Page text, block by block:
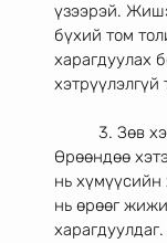
үзээрэй.
бүхий том
харагдуулах
3. Зөв
Өрөөндөө
нь
нь өрөөг